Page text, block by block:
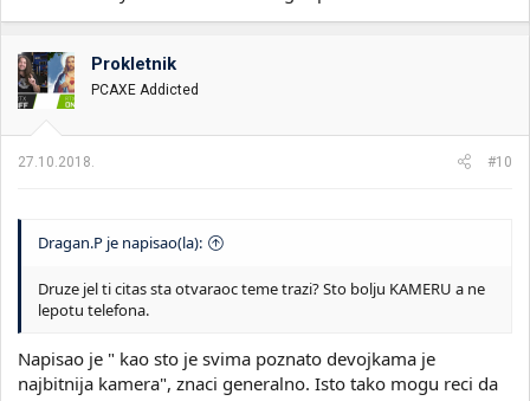
Prokletnik
PCAXE Addicted
27.10.2018. #10
Dragan.P je napisao(la):
Druze jel ti citas sta otvaraoc teme trazi? Sto bolju KAMERU a ne
lepotu telefona.
Napisao je " kao sto je svima poznato devojkama je
najbitnija kamera", znaci generalno. Isto tako mogu reci da